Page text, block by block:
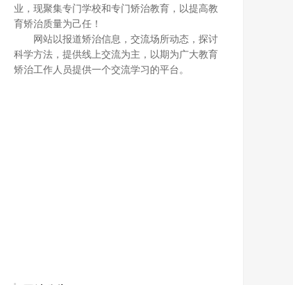
业，现聚集专门学校和专门矫治教育，以提高教
育矫治质量为己任！
网站以报道矫治信息，交流场所动态，探讨
科学方法，提供线上交流为主，以期为广大教育
矫治工作人员提供一个交流学习的平台。